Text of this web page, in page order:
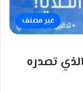
غير مصنف
تصدره